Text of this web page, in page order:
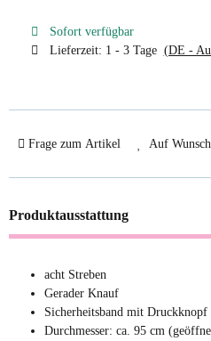
Sofort verfügbar
Lieferzeit: 1 - 3 Tage (DE -
Frage zum Artikel Auf
Produktausstattung
acht Streben
Gerader Knauf
Sicherheitsband mit Druckknopf
Durchmesser: ca. 95 cm